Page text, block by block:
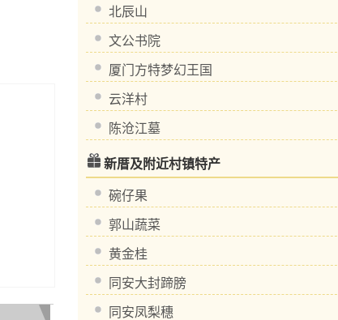
北辰山
文公书院
厦门方特梦幻王国
云洋村
陈沧江墓
新厝及附近村镇特产
碗仔果
郭山蔬菜
黄金桂
同安大封蹄膀
同安凤梨穗